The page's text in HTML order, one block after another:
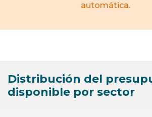
automática.
Distribución del
disponible por sector